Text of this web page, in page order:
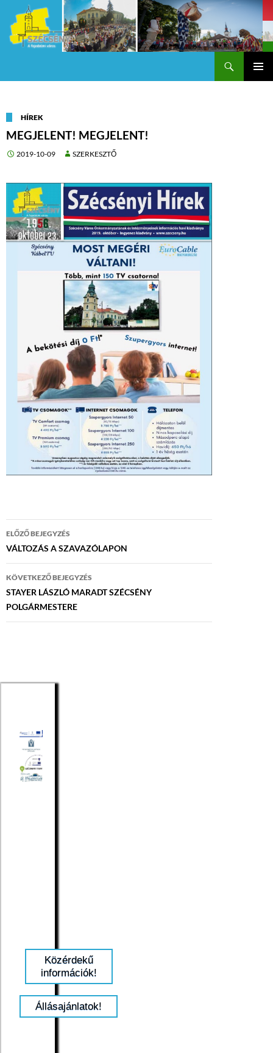
HÍREK
MEGJELENT! MEGJELENT!
2019-10-09 SZERKESZTŐ
Bejegyzés
navigáció
ELŐZŐ BEJEGYZÉS
VÁLTOZÁS A SZAVAZÓLAPON
KÖVETKEZŐ BEJEGYZÉS
STAYER LÁSZLÓ MARADT SZÉCSÉNY
POLGÁRMESTERE
Közérdekű
információk!
Állásajánlatok!